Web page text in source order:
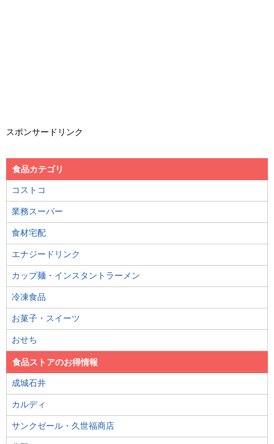
スポンサードリンク
食品カテゴリ
コストコ
業務スーパー
食材宅配
エナジードリンク
カップ麺・インスタントラーメン
冷凍食品
お菓子・スイーツ
おせち
食品ストアのお得情報
成城石井
カルディ
サンクゼール・久世福商店